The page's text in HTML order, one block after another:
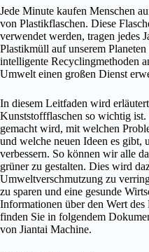
Jede Minute kaufen Menschen
von Plastikflaschen. Diese
verwendet werden, tragen jedes
Plastikmüll auf unserem
intelligente Recyclingmethoden
Umwelt einen großen Dienst
In diesem Leitfaden wird
Kunststoffflaschen so wichtig
gemacht wird, mit welchen
und welche neuen Ideen es gibt,
verbessern. So können wir alle
grüner zu gestalten. Dies wird
Umweltverschmutzung zu
zu sparen und eine gesunde
Informationen über den Wert
finden Sie in folgendem
von Jiantai Machine.